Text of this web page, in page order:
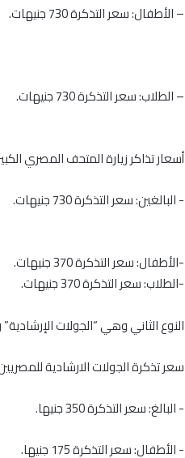
– الأطفال: سعر التذكرة 730 جنيهات.
– الطلاب: سعر التذكرة 730 جنيهات.
أسعار تذاكر زيارة المتحف المصري
-الأطفال: سعر التذكرة 370 جنيهات.
النوع الثاني وهي “الجولات